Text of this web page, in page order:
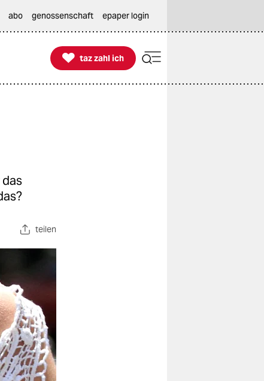
abo genossenschaft epaper login

taz zahl ich
taz zahl ich
teilen